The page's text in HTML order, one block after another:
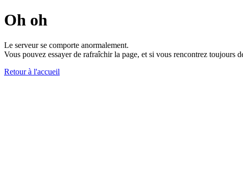
Oh oh
Le serveur se comporte anormalement.
Vous pouvez essayer de rafraîchir la page, et si vous rencontrez toujours
Retour à l'accueil